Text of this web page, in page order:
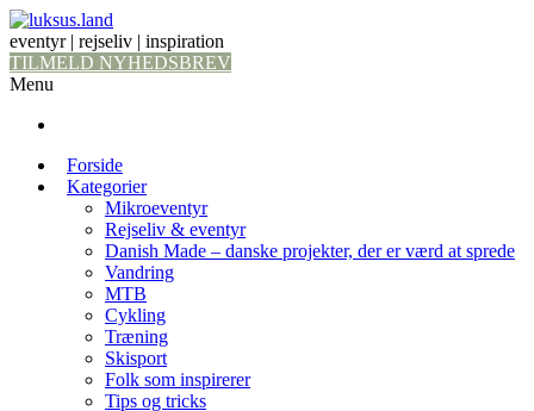
eventyr | rejseliv | inspiration
TILMELD NYHEDSBREV
Menu
Forside
Kategorier
Mikroeventyr
Rejseliv & eventyr
Danish Made – danske projekter, der er værd at sprede
Vandring
MTB
Cykling
Træning
Skisport
Folk som inspirerer
Tips og tricks